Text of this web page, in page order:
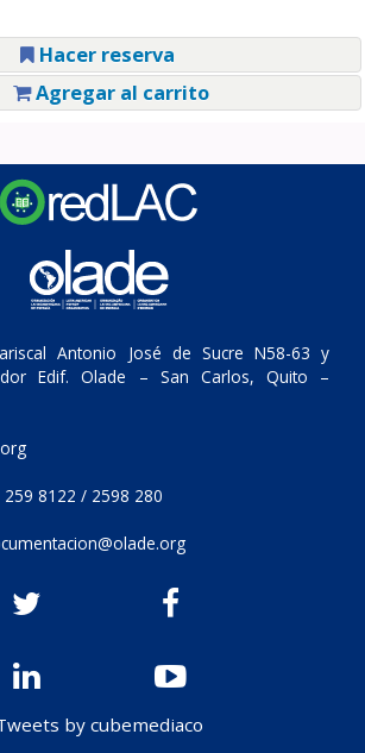
Hacer reserva
Agregar al carrito
Antonio José de Sucre N58-63 y
Edif. Olade – San Carlos, Quito –
259 8122 / 2598 280
by cubemediaco